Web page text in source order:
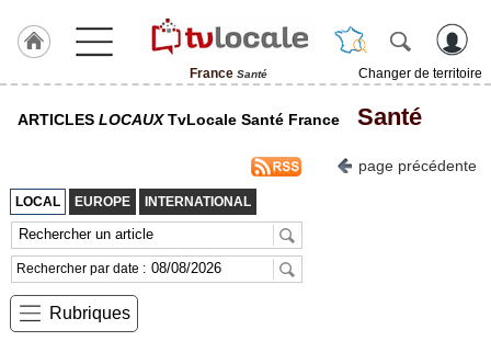
France Santé
Changer de territoire
TvLocale
France
Accueil
RUBRIQUES
ARTICLES LOCAUXTvLocale Santé France Santé
page précédente
LOCAL EUROPE INTERNATIONAL
Rechercher par date :
Rubriques